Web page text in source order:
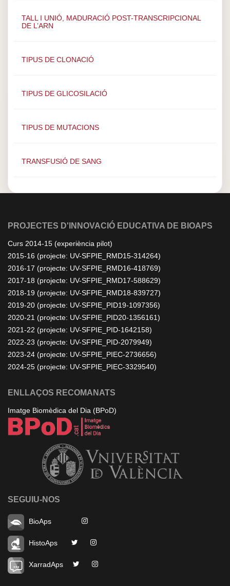
TALL I UNIÓ, MADURACIÓ POST-TRANSCRIPCIONAL
DE L’ARN
TIPUS DE CLONACIÓ
TIPUS DE GLICOSILACIÓ
TIPUS DE MUTACIONS
TRANSFUSIÓ DE SANG
PROJECTES D'INNOVACIÓ EDUCATIVA DE BIOAPS
Curs 2014-15 (experiència pilot)
2015-16 (projecte: UV-SFPIE_RMD15-314264)
2016-17 (projecte: UV-SFPIE_RMD16-418769)
2017-18 (projecte: UV-SFPIE_RMD17-588629)
2018-19 (projecte: UV-SFPIE_RMD18-839727)
2019-20 (projecte: UV-SFPIE_PID19-1097356)
2020-21 (projecte: UV-SFPIE_PID20-1356161)
2021-22 (projecte: UV-SFPIE_PID-1642158)
2022-23 (projecte: UV-SFPIE_PID-2079949)
2023-24 (projecte: UV-SFPIE_PIEC-2736656)
2024-25 (projecte: UV-SFPIE_PIEC-3329540)
ENLLAÇOS RECOMANATS
Imatge Biomèdica del Dia (BPoD)
SEGUIU-NOS
BioAps
HistoAps
XarradAps